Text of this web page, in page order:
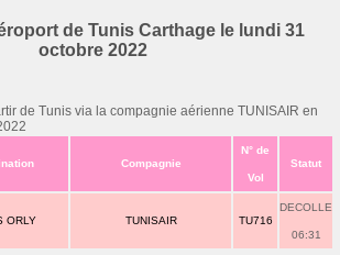
de Tunis Carthage le lundi 31
octobre 2022
de Tunis via la compagnie aérienne TUNISAIR en
Compagnie
N° de
Vol
Statut
ORLY TUNISAIR TU716
DECOLLE
06:31